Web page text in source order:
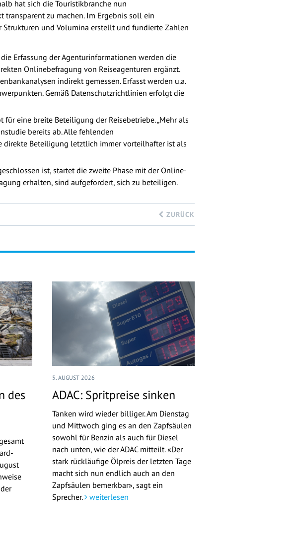
hat sich die Touristikbranche nun
transparent zu machen. Im Ergebnis soll ein
Strukturen und Volumina erstellt und fundierte Zahlen
Erfassung der Agenturinformationen werden die
Onlinebefragung von Reiseagenturen ergänzt.
indirekt gemes­sen. Erfasst werden u.a.
Gemäß Datenschutzrichtlinien erfolgt die
eine breite Beteiligung der Reisebetriebe. „Mehr als
bereits ab. Alle fehlenden
direkte Beteiligung letztlich immer vorteilhafter ist als
ist, startet die zweite Phase mit der Online-
erhalten, sind aufgefordert, sich zu beteiligen.
ZURÜCK
des
5. AUGUST 2026
ADAC: Spritpreise sinken
Tanken wird wieder billiger. Am Dienstag
und Mittwoch ging es an den Zapfsäulen
sowohl für Benzin als auch für Diesel
nach unten, wie der ADAC mitteilt. «Der
stark rückläufige Ölpreis der letzten Tage
macht sich nun endlich auch an den
Zapfsäulen bemerkbar», sagt ein
Sprecher. weiterlesen